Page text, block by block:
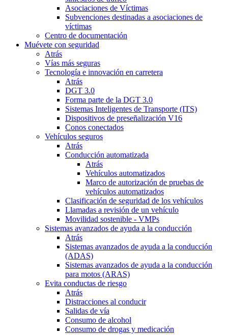
Asociaciones de Víctimas
Subvenciones destinadas a asociaciones de
víctimas
Centro de documentación
Muévete con seguridad
Atrás
Vías más seguras
Tecnología e innovación en carretera
Atrás
DGT 3.0
Forma parte de la DGT 3.0
Sistemas Inteligentes de Transporte (ITS)
Dispositivos de preseñalización V16
Conos conectados
Vehículos seguros
Atrás
Conducción automatizada
Atrás
Vehículos automatizados
Marco de autorización de pruebas de
vehículos automatizados
Clasificación de seguridad de los vehículos
Llamadas a revisión de un vehículo
Movilidad sostenible - VMPs
Sistemas avanzados de ayuda a la conducción
Atrás
Sistemas avanzados de ayuda a la conducción
(ADAS)
Sistemas avanzados de ayuda a la conducción
para motos (ARAS)
Evita conductas de riesgo
Atrás
Distracciones al conducir
Salidas de vía
Consumo de alcohol
Consumo de drogas y medicación